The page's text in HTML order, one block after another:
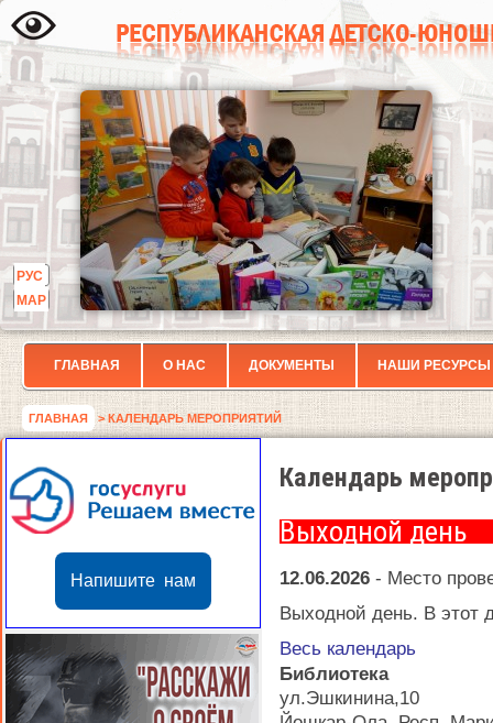
РУС
МАР
ГЛАВНАЯ О НАС ДОКУМЕНТЫ НАШИ РЕСУРСЫ
ГЛАВНАЯ > КАЛЕНДАРЬ МЕРОПРИЯТИЙ
Напишите нам
Календарь
Выходной день
12.06.2026 - Место
Выходной день. В этот
Весь календарь
Библиотека
ул.Эшкинина,10